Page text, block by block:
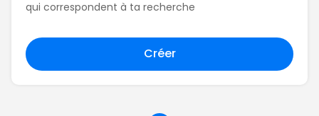
qui correspondent à ta recherche
Créer